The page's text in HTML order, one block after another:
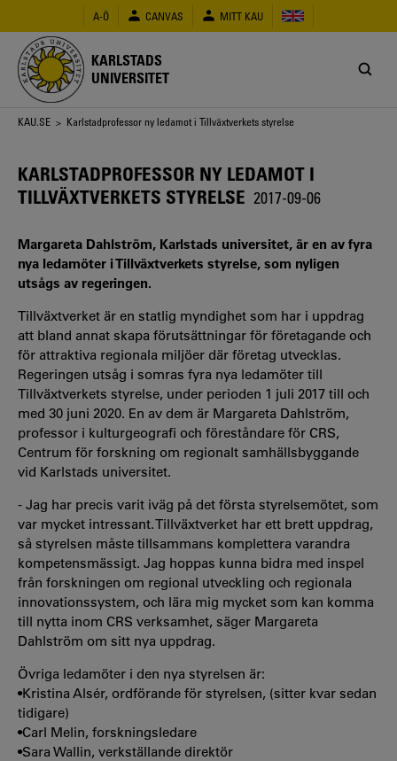
huvudinnehåll
A-Ö CANVAS MITT KAU
KARLSTADS
UNIVERSITET
Länkstig
KAU.SE > Karlstadprofessor ny ledamot i Tillväxtverkets styrelse
KARLSTADPROFESSOR NY LEDAMOT I
TILLVÄXTVERKETS STYRELSE 2017-09-06
Margareta Dahlström, Karlstads universitet, är en av fyra
nya ledamöter i Tillväxtverkets styrelse, som nyligen
utsågs av regeringen.
Tillväxtverket är en statlig myndighet som har i uppdrag
att bland annat skapa förutsättningar för företagande och
för attraktiva regionala miljöer där företag utvecklas.
Regeringen utsåg i somras fyra nya ledamöter till
Tillväxtverkets styrelse, under perioden 1 juli 2017 till och
med 30 juni 2020. En av dem är Margareta Dahlström,
professor i kulturgeografi och föreståndare för CRS,
Centrum för forskning om regionalt samhällsbyggande
vid Karlstads universitet.
- Jag har precis varit iväg på det första styrelsemötet, som
var mycket intressant. Tillväxtverket har ett brett uppdrag,
så styrelsen måste tillsammans komplettera varandra
kompetensmässigt. Jag hoppas kunna bidra med inspel
från forskningen om regional utveckling och regionala
innovationssystem, och lära mig mycket som kan komma
till nytta inom CRS verksamhet, säger Margareta
Dahlström om sitt nya uppdrag.
Övriga ledamöter i den nya styrelsen är:
•Kristina Alsér, ordförande för styrelsen, (sitter kvar sedan
tidigare)
•Carl Melin, forskningsledare
•Sara Wallin, verkställande direktör